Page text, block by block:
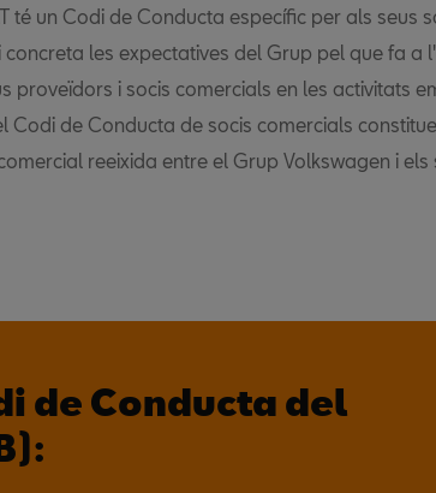
té un Codi de Conducta específic per als seus
les expectatives del Grup pel que fa a
proveïdors i socis comercials en les activitats
Codi de Conducta de socis comercials
reeixida entre el Grup Volkswagen i els
de Conducta del